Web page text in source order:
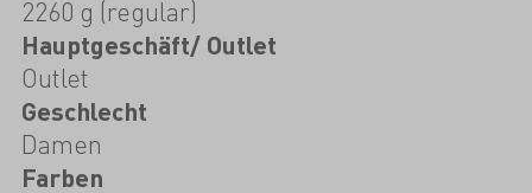
2260 g (regular)
Hauptgeschäft/ Outlet
Outlet
Geschlecht
Damen
Farben